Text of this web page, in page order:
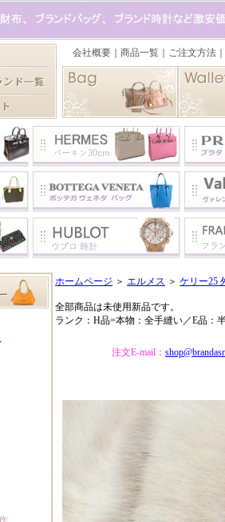
ホームページ ＞ エルメス ＞ ケリー25
全部商品は未使用新品です。
ランク：H品=本物：全手縫い／E品：
注文E-mail：